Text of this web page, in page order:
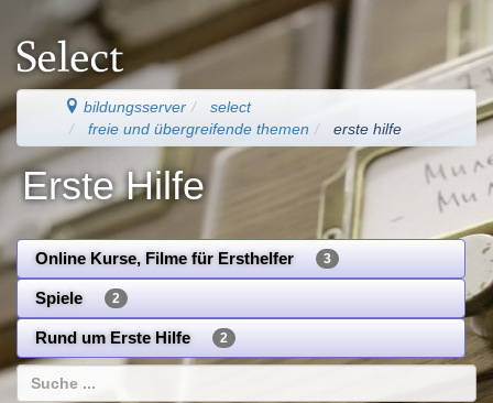
bildungsserver
select
freie und übergreifende themen
erste hilfe
Erste Hilfe
Online Kurse, Filme für Ersthelfer 3
Spiele 2
Rund um Erste Hilfe 2